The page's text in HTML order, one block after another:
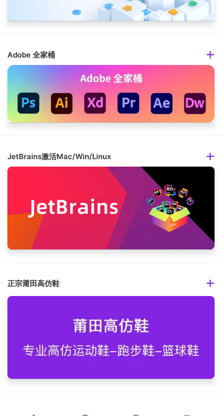
Adobe 全家桶
JetBrains激活Mac/Win/Linux
正宗莆田高仿鞋